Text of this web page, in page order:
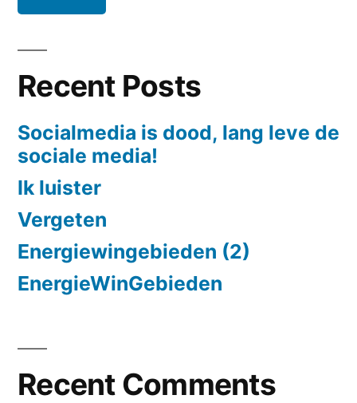
Recent Posts
Socialmedia is dood, lang leve de
sociale media!
Ik luister
Vergeten
Energiewingebieden (2)
EnergieWinGebieden
Recent Comments